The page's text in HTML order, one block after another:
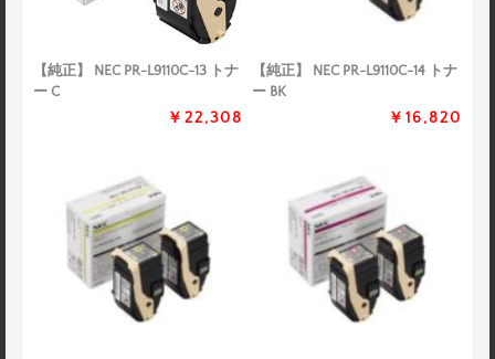
【純正】 NEC PR-L9110C-13 トナ
ー C
￥22,308
【純正】 NEC PR-L9110C-14 トナ
ー BK
￥16,820